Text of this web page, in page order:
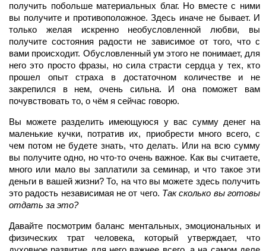
получить побольше материальных благ. Но вместе с ними
вы получите и противоположное. Здесь иначе не бывает. И
только желая искренно необусловленной любви, вы
получите состояния радости не зависимое от того, что с
вами происходит. Обусловленный ум этого не понимает, для
него это просто фразы, но сила страсти сердца у тех, кто
прошел опыт страха в достаточном количестве и не
закрепился в нем, очень сильна. И она поможет вам
почувствовать то, о чём я сейчас говорю.
Вы можете разделить имеющуюся у вас сумму денег на
маленькие кучки, потратив их, приобрести много всего, с
чем потом не будете знать, что делать. Или на всю сумму
вы получите одно, но что-то очень важное. Как вы считаете,
много или мало вы заплатили за семинар, и что такое эти
деньги в вашей жизни? То, на что вы можете здесь получить
это радость независимая не от чего. Так сколько вы готовы
отдать за это?
Давайте посмотрим баланс ментальных, эмоциональных и
физических трат человека, который утверждает, что